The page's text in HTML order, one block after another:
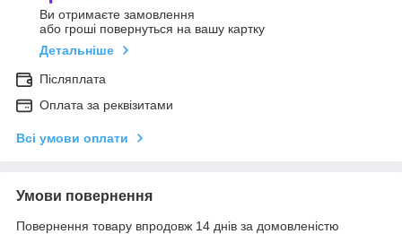
Ви отримаєте замовлення
або гроші повернуться на вашу картку
Детальніше
Післяплата
Оплата за реквізитами
Всі умови оплати
Умови повернення
Повернення товару впродовж 14 днів за домовленістю